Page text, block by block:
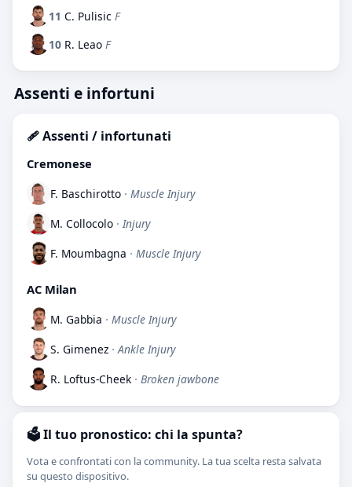
11 C. Pulisic F
10 R. Leao F
Assenti e infortuni
🩹 Assenti / infortunati
Cremonese
F. Baschirotto · Muscle Injury
M. Collocolo · Injury
F. Moumbagna · Muscle Injury
AC Milan
M. Gabbia · Muscle Injury
S. Gimenez · Ankle Injury
R. Loftus-Cheek · Broken jawbone
🗳️ Il tuo pronostico: chi la spunta?
Vota e confrontati con la community. La tua scelta resta salvata
su questo dispositivo.